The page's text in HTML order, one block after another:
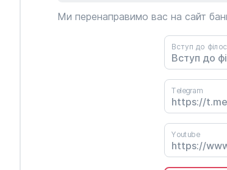
Ми перенаправимо вас на сайт
Telegram
Youtube